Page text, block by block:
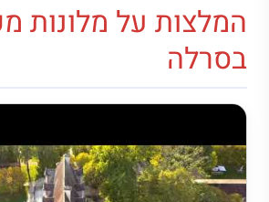
המלצות על מלונות
בסרלה